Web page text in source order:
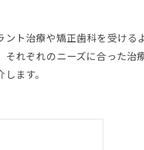
ト治療や矯正歯科を受ける
れぞれのニーズに合った治
ます。